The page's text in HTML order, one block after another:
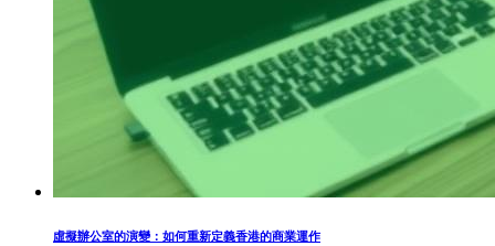
虛擬辦公室的演變：如何重新定義香港的商業運作